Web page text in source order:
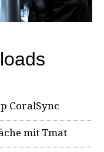
CoralSync
mit Tmat